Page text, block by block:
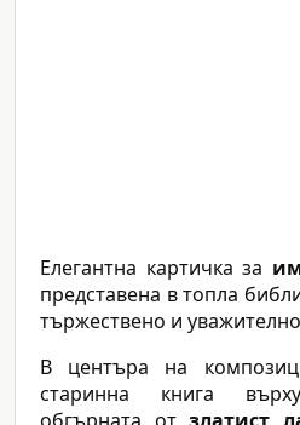
Елегантна картичка за
представена в топла
тържествено и
В центъра на
старинна книга